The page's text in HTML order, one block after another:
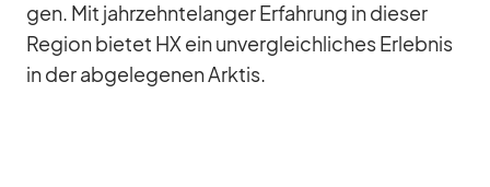
gen. Mit jahr­zehn­te­lan­ger Er­fah­rung in die­ser
Re­gion bie­tet HX ein un­ver­gleich­li­ches Er­leb­nis
in der ab­ge­le­ge­nen Ark­tis.